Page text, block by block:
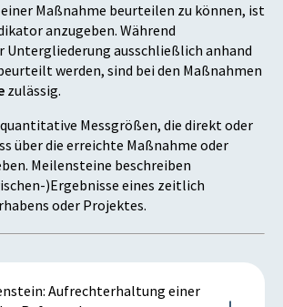
Maßnahme beurteilen zu können, ist
anzugeben. Während
Untergliederung ausschließlich anhand
werden, sind bei den Maßnahmen
zulässig.
Messgrößen, die direkt oder
über die erreichte Maßnahme oder
Meilensteine beschreiben
)Ergebnisse eines zeitlich
oder Projektes.
Aufrechterhaltung einer